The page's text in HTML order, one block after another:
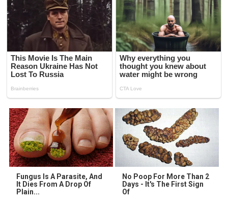
Fungus Is A Parasite, And
It Dies From A Drop Of
Plain...
No Poop For More Than 2
Days - It's The First Sign
Of